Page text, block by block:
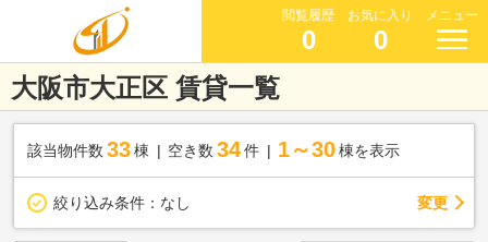
閲覧履歴
0
お気に入り
0
メニュー
大阪市大正区 賃貸一覧
該当物件数 33棟 空き数 34 件 1～30 棟を表示
絞り込み条件： なし 変更